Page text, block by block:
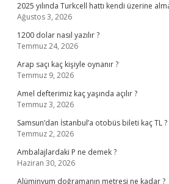
2025 yılında Turkcell hattı kendi üzerine
Ağustos 3, 2026
1200 dolar nasıl yazılır ?
Temmuz 24, 2026
Arap saçı kaç kişiyle oynanır ?
Temmuz 9, 2026
Amel defterimiz kaç yaşında açılır ?
Temmuz 3, 2026
Samsun’dan İstanbul’a otobüs bileti kaç TL ?
Temmuz 2, 2026
Ambalajlardaki P ne demek ?
Haziran 30, 2026
Alüminyum doğramanın metresi ne kadar ?